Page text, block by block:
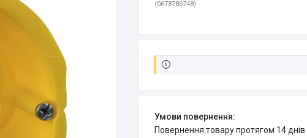
0678786748
повернення товару протягом 14 днів